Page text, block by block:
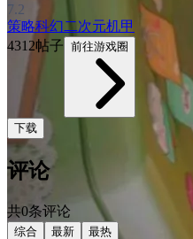
7.2
策略科幻二次元机甲
4312帖子 前往游戏圈
下载
评论
共0条评论
综合 最新 最热